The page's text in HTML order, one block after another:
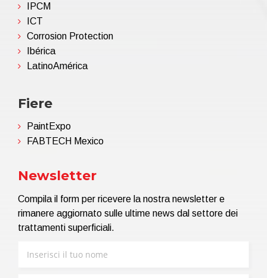
IPCM
ICT
Corrosion Protection
Ibérica
LatinoAmérica
Fiere
PaintExpo
FABTECH Mexico
Newsletter
Compila il form per ricevere la nostra newsletter e
rimanere aggiornato sulle ultime news dal settore dei
trattamenti superficiali.